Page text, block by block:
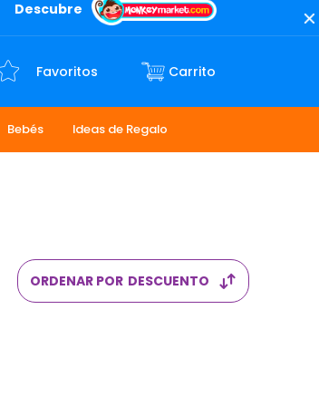
Descubre
Favoritos
Bebés Ideas de Regalo
ORDENAR POR DESCUENTO